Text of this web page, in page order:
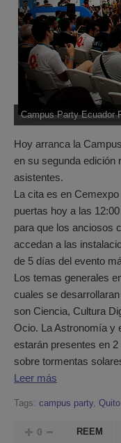
Campus Party Ecuador
Hoy arranca la
en su segunda edición
asistentes.
La cita es en
puertas hoy a las
para que los anciosos
accedan a las
de 5 días del evento
Los temas generales
cuales se
son Ciencia, Cultura
Ocio. La Astronomía y
estarán presentes en
sobre tormentas
Leer más
Tags: campus party, Quito
0 REEM